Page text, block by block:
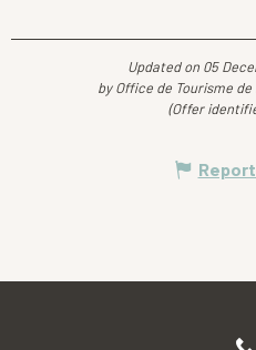
Updated on 05
by Office de Tourisme
(Offer